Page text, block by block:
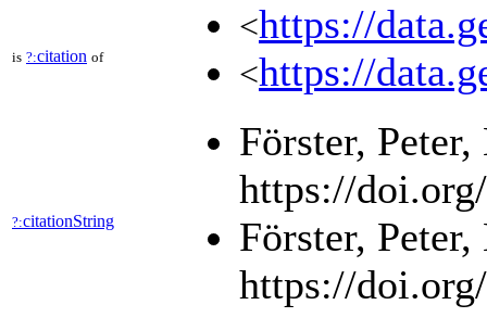
is ?:citation of
<https://
<https://
?:citationString
Förster,
https://
Förster,
https://